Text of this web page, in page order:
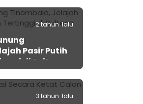
2 tahun lalu
Pasir Putih
di Sulteng
3 tahun lalu